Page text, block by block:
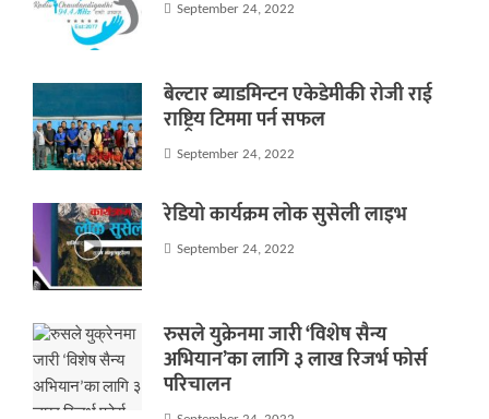
September 24, 2022
बेल्टार ब्याडमिन्टन एकेडेमीकी रोजी राई
राष्ट्रिय टिममा पर्न सफल
September 24, 2022
रेडियो कार्यक्रम लोक सुसेली लाइभ
September 24, 2022
रुसले युक्रेनमा जारी ‘विशेष सैन्य
अभियान’का लागि ३ लाख रिजर्भ फोर्स
परिचालन